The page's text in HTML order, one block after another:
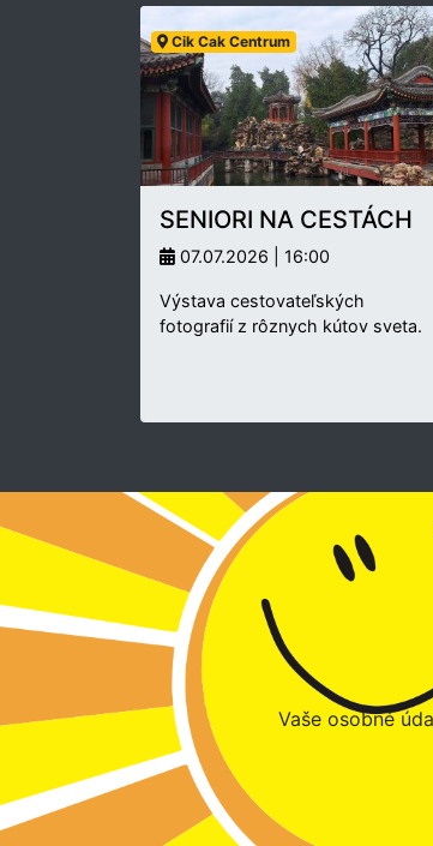
Cik Cak Centrum
SENIORI NA CESTÁCH
07.07.2026 | 16:00
Výstava cestovateľských
fotografií z rôznych kútov sveta.
Vaše osobné